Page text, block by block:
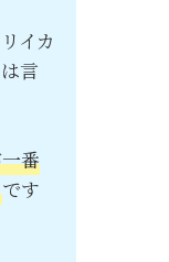
イカ
言
番
です